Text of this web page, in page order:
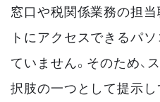
窓口や税関係業務の担当
トにアクセスできるパ
ていません。そのため、
択肢の一つとして提示し